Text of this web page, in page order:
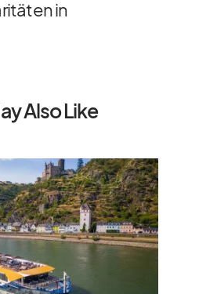
in
Also Like